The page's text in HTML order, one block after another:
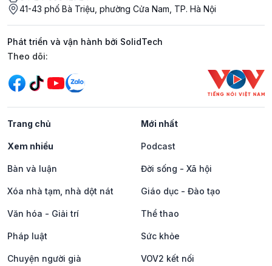
41-43 phố Bà Triệu, phường Cửa Nam, TP. Hà Nội
Phát triển và vận hành bởi SolidTech
Mạng xã hội
Theo dõi:
Trang chủ Mới nhất
Xem nhiều Podcast
Bàn và luận Đời sống - Xã hội
Xóa nhà tạm, nhà dột nát Giáo dục - Đào tạo
Văn hóa - Giải trí Thể thao
Pháp luật Sức khỏe
Chuyện người già VOV2 kết nối